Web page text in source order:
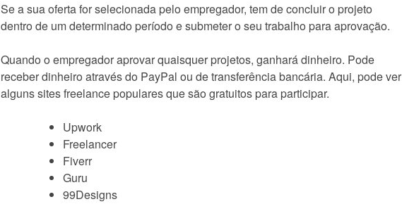
Se a sua oferta for selecionada pelo empregador, tem de concluir o projeto
dentro de um determinado período e submeter o seu trabalho para aprovação.
Quando o empregador aprovar quaisquer projetos, ganhará dinheiro. Pode
receber dinheiro através do PayPal ou de transferência bancária. Aqui, pode ver
alguns sites freelance populares que são gratuitos para participar.
Upwork
Freelancer
Fiverr
Guru
99Designs